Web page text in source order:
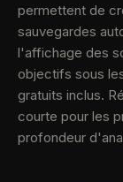
permettent de
sauvegardes
l'affichage des
objectifs sous
gratuits inclus.
courte pour les
profondeur